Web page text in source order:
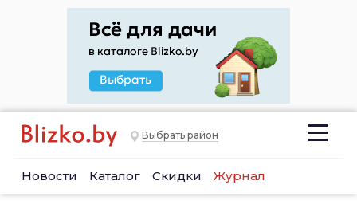
Выбрать район
Новости Каталог Скидки Журнал